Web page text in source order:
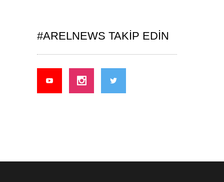
#ARELNEWS TAKIP EDIN